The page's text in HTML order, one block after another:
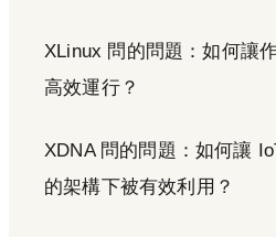
XLinux 問的問題：如何讓
高效運行？
XDNA 問的問題：如何讓
的架構下被有效利用？